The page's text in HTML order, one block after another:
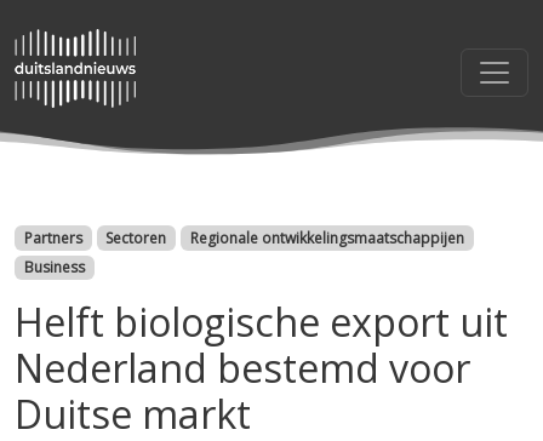
Categorieën
Partners Sectoren
Regionale ontwikkelingsmaatschappijen
Business
Helft biologische export uit
Nederland bestemd voor
Duitse markt